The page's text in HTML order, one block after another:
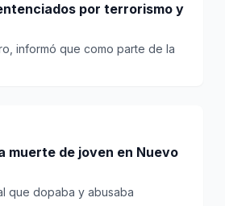
por terrorismo y
informó que como parte de la
muerte de joven en Nuevo
que dopaba y abusaba